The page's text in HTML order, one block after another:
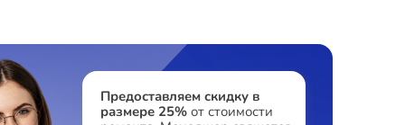
60 минут
Предоставляем скидку в
размере 25% от стоимости